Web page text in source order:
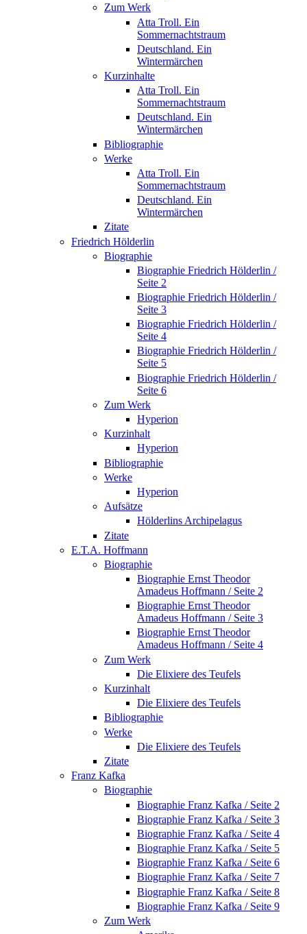
Zum Werk
Atta Troll. Ein
Sommernachtstraum
Deutschland. Ein
Wintermärchen
Kurzinhalte
Atta Troll. Ein
Sommernachtstraum
Deutschland. Ein
Wintermärchen
Bibliographie
Werke
Atta Troll. Ein
Sommernachtstraum
Deutschland. Ein
Wintermärchen
Zitate
Friedrich Hölderlin
Biographie
Biographie Friedrich Hölderlin /
Seite 2
Biographie Friedrich Hölderlin /
Seite 3
Biographie Friedrich Hölderlin /
Seite 4
Biographie Friedrich Hölderlin /
Seite 5
Biographie Friedrich Hölderlin /
Seite 6
Zum Werk
Hyperion
Kurzinhalt
Hyperion
Bibliographie
Werke
Hyperion
Aufsätze
Hölderlins Archipelagus
Zitate
E.T.A. Hoffmann
Biographie
Biographie Ernst Theodor
Amadeus Hoffmann / Seite 2
Biographie Ernst Theodor
Amadeus Hoffmann / Seite 3
Biographie Ernst Theodor
Amadeus Hoffmann / Seite 4
Zum Werk
Die Elixiere des Teufels
Kurzinhalt
Die Elixiere des Teufels
Bibliographie
Werke
Die Elixiere des Teufels
Zitate
Franz Kafka
Biographie
Biographie Franz Kafka / Seite 2
Biographie Franz Kafka / Seite 3
Biographie Franz Kafka / Seite 4
Biographie Franz Kafka / Seite 5
Biographie Franz Kafka / Seite 6
Biographie Franz Kafka / Seite 7
Biographie Franz Kafka / Seite 8
Biographie Franz Kafka / Seite 9
Zum Werk